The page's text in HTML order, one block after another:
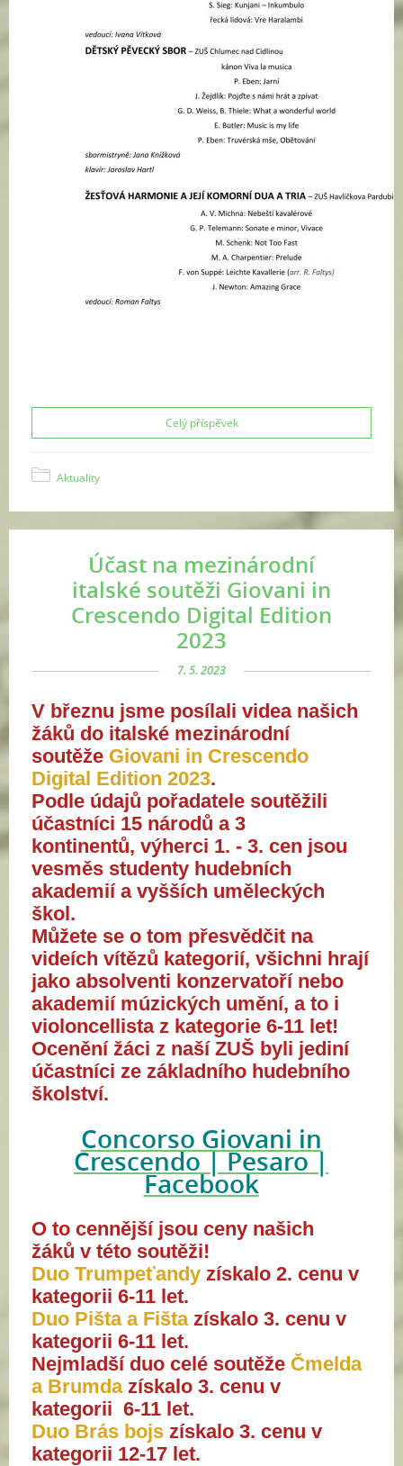
Celý příspěvek
Aktuality
Účast na mezinárodní
italské soutěži Giovani in
Crescendo Digital Edition
2023
7. 5. 2023
V březnu jsme posílali videa našich
žáků do italské mezinárodní
soutěže Giovani in Crescendo
Digital Edition 2023.
Podle údajů pořadatele soutěžili
účastníci 15 národů a 3
kontinentů, výherci 1. - 3. cen jsou
vesměs studenty hudebních
akademií a vyšších uměleckých
škol.
Můžete se o tom přesvědčit na
videích vítězů kategorií, všichni hrají
jako absolventi konzervatoří nebo
akademií múzických umění, a to i
violoncellista z kategorie 6-11 let!
Ocenění žáci z naší ZUŠ byli jediní
účastníci ze základního hudebního
školství.
Concorso Giovani in
Crescendo | Pesaro |
Facebook
O to cennější jsou ceny našich
žáků v této soutěži!
Duo Trumpeťandy získalo 2. cenu v
kategorii 6-11 let.
Duo Pišta a Fištazískalo 3. cenu v
kategorii 6-11 let.
Nejmladší duo celé soutěže Čmelda
a Brumdazískalo 3. cenu v
kategorii 6-11 let.
Duo Brás bojs získalo 3. cenu v
kategorii 12-17 let.